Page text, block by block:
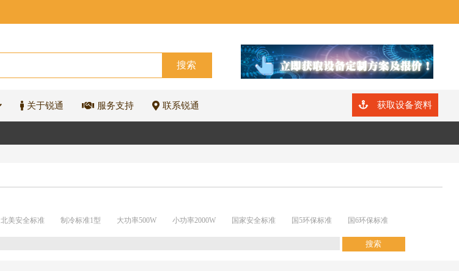
关于锐通 服务支持 联系锐通 获取设备资料
北美安全标准 制冷标准1型 大功率500W 小功率2000W 国家安全标准 国5环保标准 国6环保标准